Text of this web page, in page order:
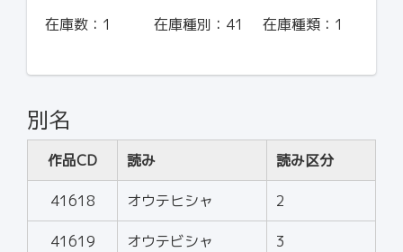
在庫数： 1 在庫種別： 41 在庫種類： 1
別名
作品CD 読み 読み区分
41618 オウテヒシャ 2
41619 オウテビシャ 3